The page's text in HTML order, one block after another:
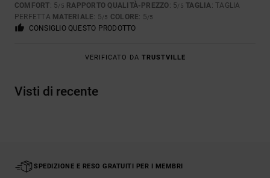
COMFORT: 5/5 RAPPORTO QUALITÀ-PREZZO: 5/5 TAGLIA: TAGLIA
PERFETTA MATERIALE: 5/5 COLORE: 5/5
CONSIGLIO QUESTO PRODOTTO
VERIFICATO DA TRUSTVILLE
Visti di recente
SPEDIZIONE E RESO GRATUITI PER I MEMBRI